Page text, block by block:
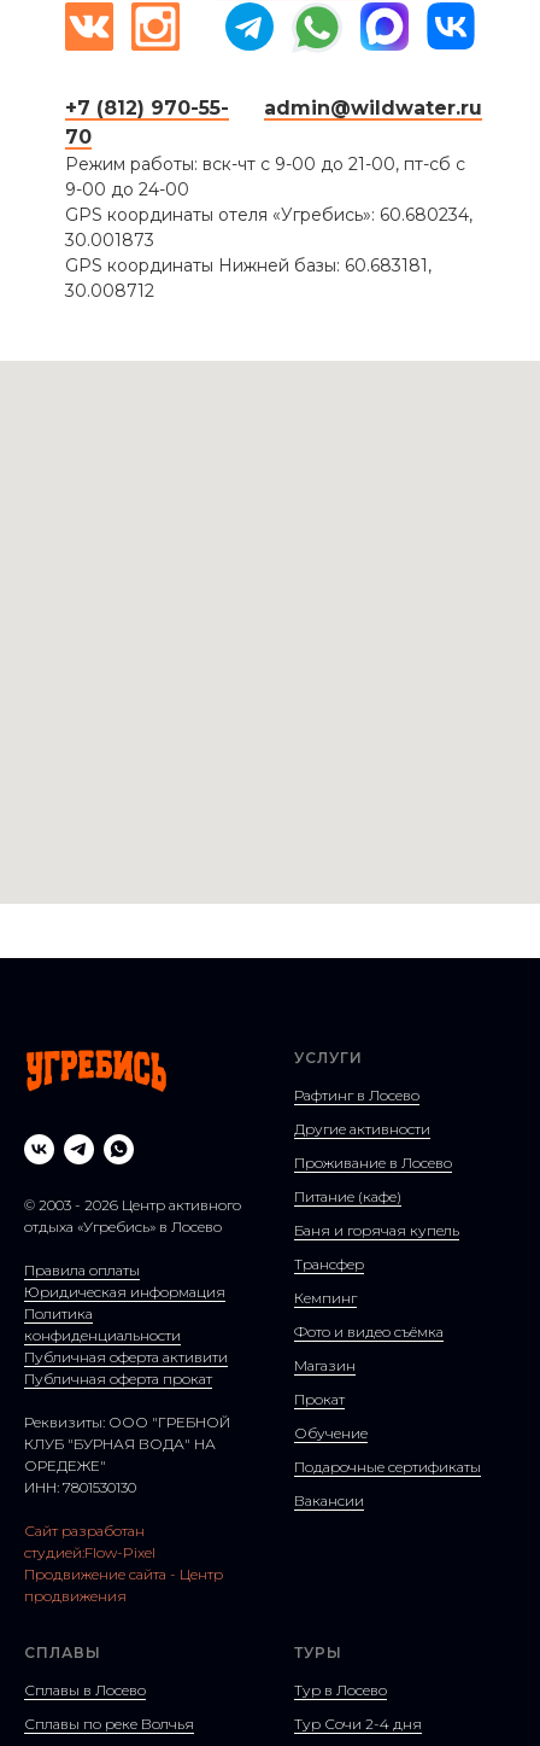
+7 (812) 970-55-
70
admin@wildwater.ru
Режим работы: вск-чт с 9-00 до 21-00, пт-сб с
9-00 до 24-00
GPS координаты отеля «Угребись»: 60.680234,
30.001873
GPS координаты Нижней базы: 60.683181,
30.008712
© 2003 - 2026 Центр активного
отдыха «Угребись» в Лосево
Правила оплаты
Юридическая информация
Политика
конфиденциальности
Публичная оферта активити
Публичная оферта прокат
Реквизиты: ООО "ГРЕБНОЙ
КЛУБ "БУРНАЯ ВОДА" НА
ОРЕДЕЖЕ"
ИНН: 7801530130
Сайт разработан
студией:Flow-Pixel
Продвижение сайта - Центр
продвижения
УСЛУГИ
Рафтинг в Лосево
Другие активности
Проживание в Лосево
Питание (кафе)
Баня и горячая купель
Трансфер
Кемпинг
Фото и видео съёмка
Магазин
Прокат
Обучение
Подарочные сертификаты
Вакансии
СПЛАВЫ
Сплавы в Лосево
Сплавы по реке Волчья
ТУРЫ
Тур в Лосево
Тур Сочи 2-4 дня